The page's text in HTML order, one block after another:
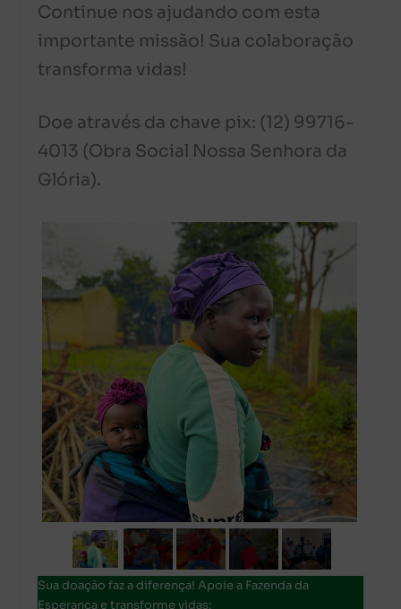
Continue nos ajudando com esta
importante missão! Sua colaboração
transforma vidas!
Doe através da chave pix: (12) 99716-
4013 (Obra Social Nossa Senhora da
Glória).
Sua doação faz a diferença! Apoie a Fazenda da
Esperança e transforme vidas: